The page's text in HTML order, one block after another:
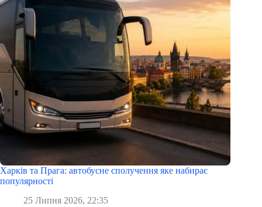
Харків та Прага: автобусне сполучення яке набирає
популярності
25 Липня 2026, 22:35